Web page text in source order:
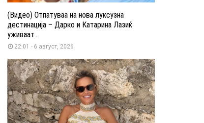
(Видео) Отпатуваа на нова луксузна
дестинација – Дарко и Катарина Лазиќ
уживаат...
22:01 - 6 август, 2026